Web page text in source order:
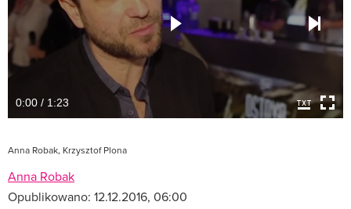
0:00 / 1:23
Anna Robak, Krzysztof Plona
Anna Robak
Opublikowano: 12.12.2016, 06:00